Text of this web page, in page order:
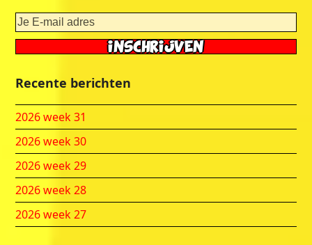
Recente berichten
2026 week 31
2026 week 30
2026 week 29
2026 week 28
2026 week 27